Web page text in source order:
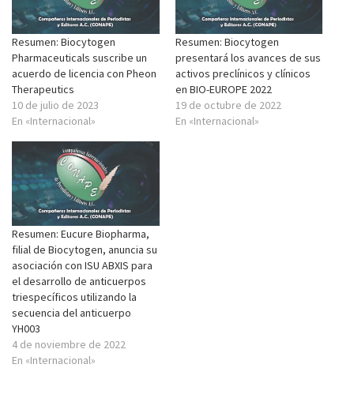
Resumen: Biocytogen
Pharmaceuticals suscribe un
acuerdo de licencia con Pheon
Therapeutics
10 de julio de 2023
En «Internacional»
Resumen: Biocytogen
presentará los avances de sus
activos preclínicos y clínicos
en BIO-EUROPE 2022
19 de octubre de 2022
En «Internacional»
Resumen: Eucure Biopharma,
filial de Biocytogen, anuncia su
asociación con ISU ABXIS para
el desarrollo de anticuerpos
triespecíficos utilizando la
secuencia del anticuerpo
YH003
4 de noviembre de 2022
En «Internacional»